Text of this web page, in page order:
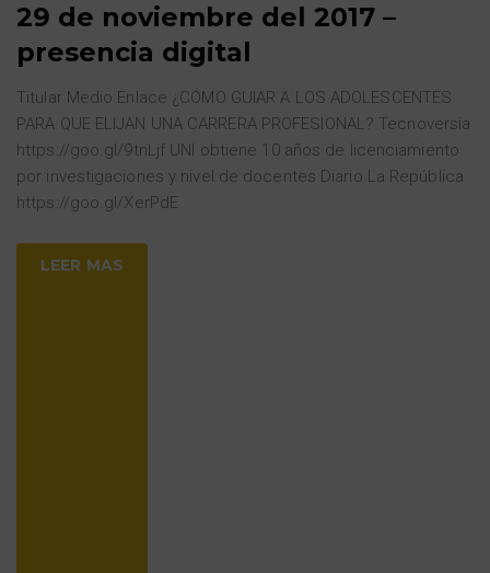
29 de noviembre del 2017 –
presencia digital
Titular Medio Enlace ¿CÓMO GUIAR A LOS ADOLESCENTES
PARA QUE ELIJAN UNA CARRERA PROFESIONAL? Tecnoversia
https://goo.gl/9tnLjf UNI obtiene 10 años de licenciamiento
por investigaciones y nivel de docentes Diario La República
https://goo.gl/XerPdE
LEER MAS